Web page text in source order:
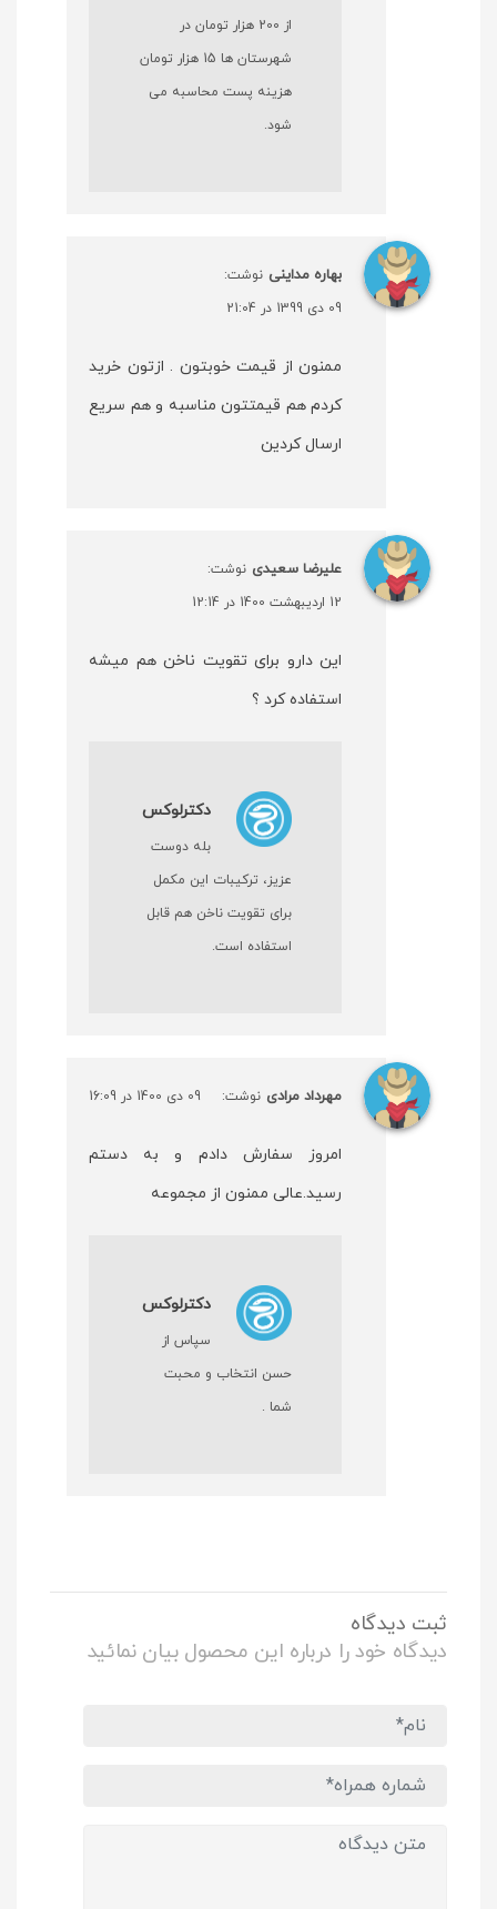
از 200 هزار تومان در
شهرستان ها 15 هزار تومان
هزینه پست محاسبه می
شود.
بهاره مداینی نوشت:
09 دی 1399 در 21:04
ممنون از قیمت خوبتون . ازتون خرید
کردم هم قیمتتون مناسبه و هم سریع
ارسال کردین
علیرضا سعیدی نوشت:
12 اردیبهشت 1400 در 12:14
این دارو برای تقویت ناخن هم میشه
استفاده کرد ؟
دکترلوکس
بله دوست
عزیز، ترکیبات این مکمل
برای تقویت ناخن هم قابل
استفاده است.
مهرداد مرادی نوشت: 09 دی 1400 در 16:09
امروز سفارش دادم و به دستم
رسید.عالی ممنون از مجموعه
دکترلوکس
سپاس از
حسن انتخاب و محبت
شما .
ثبت دیدگاه
دیدگاه خود را درباره این محصول بیان نمائید